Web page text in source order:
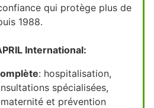
qui protège plus de
1988.
International:
: hospitalisation,
spécialisées,
et prévention